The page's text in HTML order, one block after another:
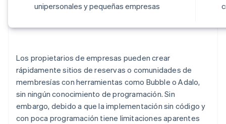
unipersonales y pequeñas empresas
Los propietarios de empresas pueden crear
rápidamente sitios de reservas o comunidades de
membresías con herramientas como Bubble o Adalo,
sin ningún conocimiento de programación. Sin
embargo, debido a que la implementación sin código y
con poca programación tiene limitaciones aparentes